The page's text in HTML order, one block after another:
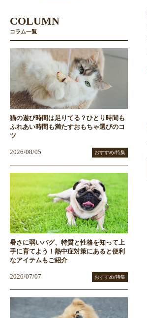
COLUMN
コラム一覧
猫の遊び時間は足りてる？ひとり時間も
ふれあい時間も満たすおもちゃ選びのコ
ツ
2026/08/05 おすすめ/特集
暑さに弱いパグ、特質と性格を知って上
手に育てよう！熱中症対策にあると便利
なアイテムもご紹介
2026/07/07 おすすめ/特集